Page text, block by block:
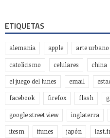
ETIQUETAS
alemania apple arte urbano
catolicismo celulares china
el juego del lunes email
facebook firefox flash
google street view inglaterra
itesm itunes japón